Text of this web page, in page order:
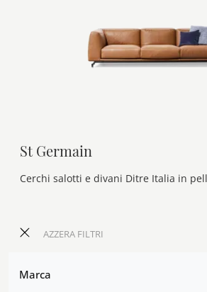
AZZERA FILTRI
Marca
St Germain